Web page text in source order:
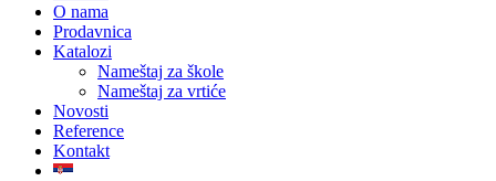
O nama
Prodavnica
Katalozi
Nameštaj za škole
Nameštaj za vrtiće
Novosti
Reference
Kontakt